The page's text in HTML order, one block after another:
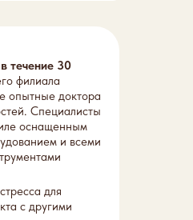
в течение 30
филиала
опытные доктора
Специалисты
оснащенным
и всеми
для
с другими